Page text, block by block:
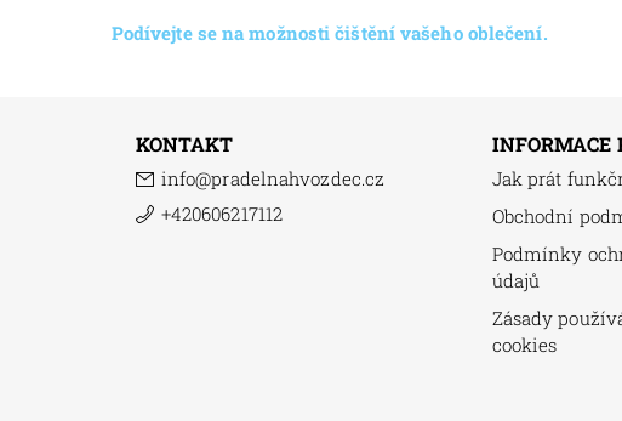
Podívejte se na možnosti čištění vašeho oblečení.
KONTAKT
info@pradelnahvozdec.cz
+420606217112
INFORMACE
Jak prát
Obchodní
Podmínky
údajů
Zásady
cookies